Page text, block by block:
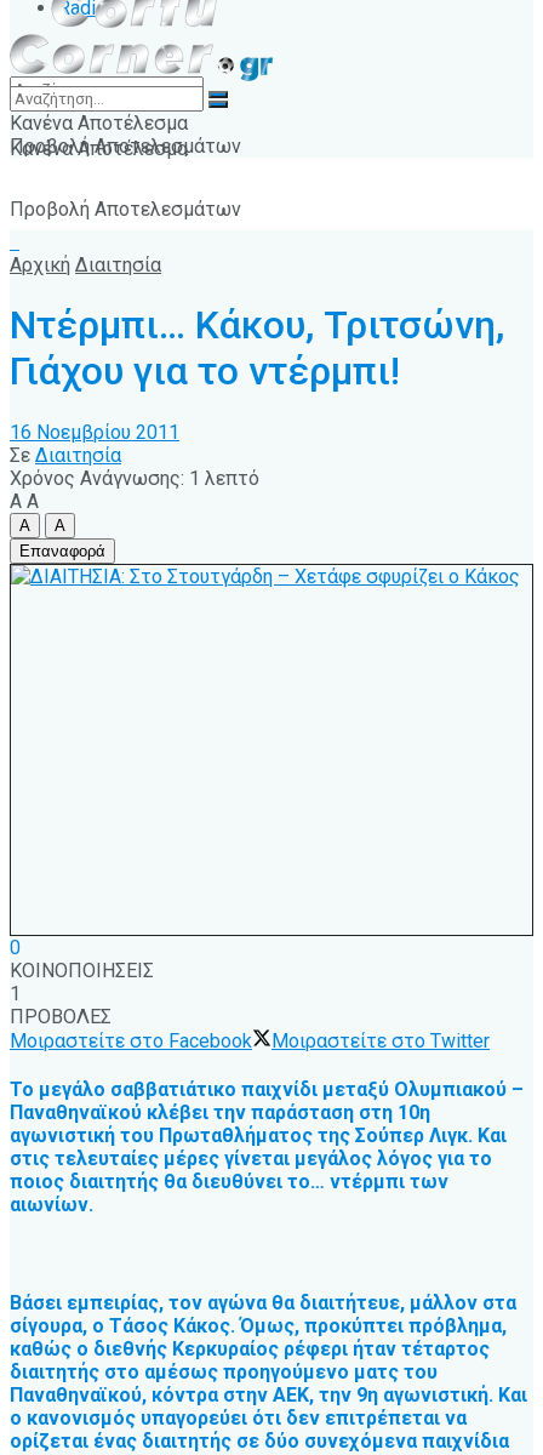
Radio
Κανένα Αποτέλεσμα
Προβολή Αποτελεσμάτων
Κανένα Αποτέλεσμα
Προβολή Αποτελεσμάτων
Αρχική Διαιτησία
Ντέρμπι… Κάκου, Τριτσώνη,
Γιάχου για το ντέρμπι!
16 Νοεμβρίου 2011
Σε Διαιτησία
Χρόνος Ανάγνωσης: 1 λεπτό
A A
A
A
Επαναφορά
0
ΚΟΙΝΟΠΟΙΗΣΕΙΣ
1
ΠΡΟΒΟΛΕΣ
Μοιραστείτε στο Facebook
Μοιραστείτε στο Twitter
Το μεγάλο σαββατιάτικο παιχνίδι μεταξύ Ολυμπιακού –
Παναθηναϊκού κλέβει την παράσταση στη 10η
αγωνιστική του Πρωταθλήματος της Σούπερ Λιγκ. Και
στις τελευταίες μέρες γίνεται μεγάλος λόγος για το
ποιος διαιτητής θα διευθύνει το… ντέρμπι των
αιωνίων.
Βάσει εμπειρίας, τον αγώνα θα διαιτήτευε, μάλλον στα
σίγουρα, ο Τάσος Κάκος. Όμως, προκύπτει πρόβλημα,
καθώς ο διεθνής Κερκυραίος ρέφερι ήταν τέταρτος
διαιτητής στο αμέσως προηγούμενο ματς του
Παναθηναϊκού, κόντρα στην ΑΕΚ, την 9η αγωνιστική. Και
ο κανονισμός υπαγορεύει ότι δεν επιτρέπεται να
ορίζεται ένας διαιτητής σε δύο συνεχόμενα παιχνίδια